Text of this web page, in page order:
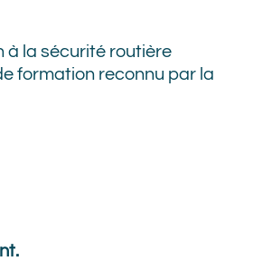
à la sécurité routière
formation reconnu par la